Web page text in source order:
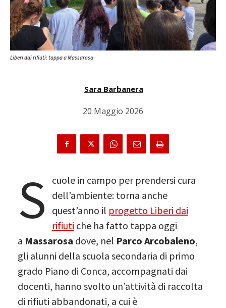
Liberi dai rifiuti: tappa a Massarosa
Sara Barbanera
20 Maggio 2026
S
cuole in campo per prendersi cura
dell’ambiente: torna anche
quest’anno il progetto Liberi dai
rifiuti che ha fatto tappa oggi
a Massarosa dove, nel Parco Arcobaleno,
gli alunni della scuola secondaria di primo
grado Piano di Conca, accompagnati dai
docenti, hanno svolto un’attività di raccolta
di rifiuti abbandonati, a cui è